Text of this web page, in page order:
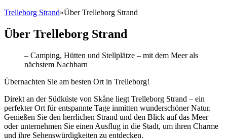
Trelleborg Strand»Über Trelleborg Strand
Über Trelleborg Strand
– Camping, Hütten und Stellplätze – mit dem Meer als
nächstem Nachbarn
Übernachten Sie am besten Ort in Trelleborg!
Direkt an der Südküste von Skåne liegt Trelleborg Strand – ein
perfekter Ort für entspannte Tage inmitten wunderschöner Natur.
Genießen Sie den herrlichen Strand und den Blick auf das Meer
oder unternehmen Sie einen Ausflug in die Stadt, um ihren Charme
und ihre Sehenswürdigkeiten zu entdecken.